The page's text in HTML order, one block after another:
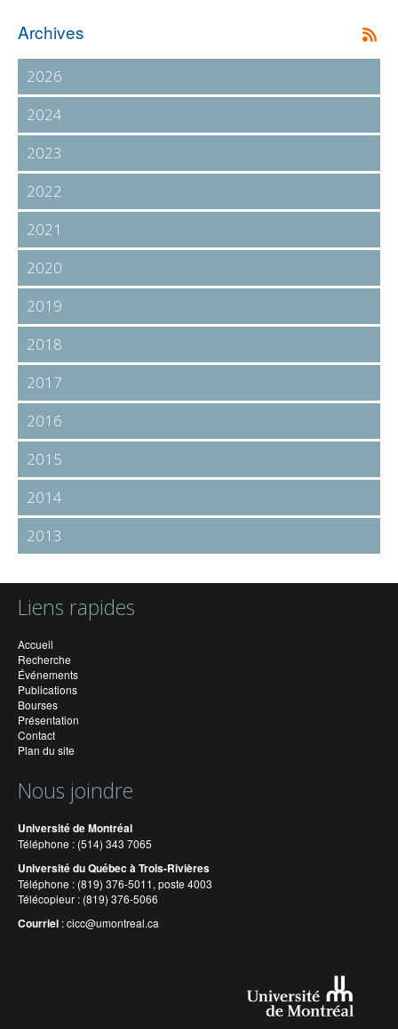
Archives
2026
2024
2023
2022
2021
2020
2019
2018
2017
2016
2015
2014
2013
Liens rapides
Accueil
Recherche
Événements
Publications
Bourses
Présentation
Contact
Plan du site
Nous joindre
Université de Montréal
Téléphone : (514) 343 7065
Université du Québec à Trois-Rivières
Téléphone : (819) 376-5011, poste 4003
Télécopieur : (819) 376-5066
Courriel :cicc@umontreal.ca